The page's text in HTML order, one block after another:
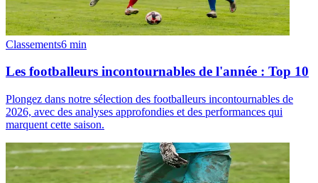
Classements6 min
Les footballeurs incontournables de l'année : Top 10
Plongez dans notre sélection des footballeurs incontournables de
2026, avec des analyses approfondies et des performances qui
marquent cette saison.